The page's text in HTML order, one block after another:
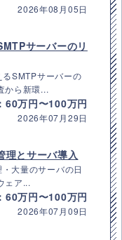
2026年08月05日
サーバーのリ
るSMTPサーバーの
から新環...
60万円〜100万円
2026年07月29日
理とサーバ導入
大量のサーバの日
ェア...
60万円〜100万円
2026年07月09日